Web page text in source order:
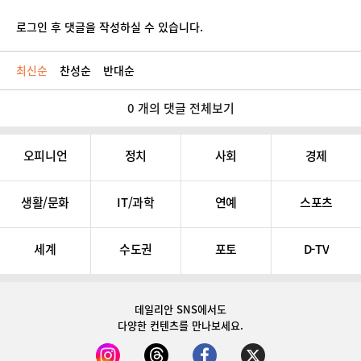
로그인 후 댓글을 작성하실 수 있습니다.
최신순 찬성순 반대순
0 개의 댓글 전체보기
오피니언 정치 사회 경제
생활/문화 IT/과학 연예 스포츠
세계 수도권 포토 D-TV
데일리안 SNS에서도
다양한 컨텐츠를 만나보세요.